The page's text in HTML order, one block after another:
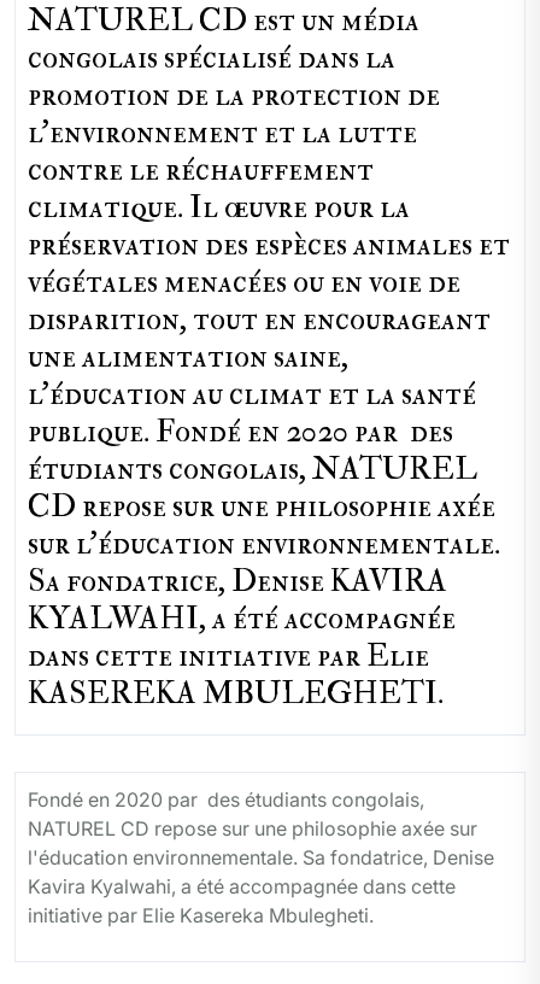
NATUREL CD est un média
congolais spécialisé dans la
promotion de la protection de
l’environnement et la lutte
contre le réchauffement
climatique. Il œuvre pour la
préservation des espèces animales et
végétales menacées ou en voie de
disparition, tout en encourageant
une alimentation saine,
l'éducation au climat et la santé
publique. Fondé en 2020 par des
étudiants congolais, NATUREL
CD repose sur une philosophie axée
sur l'éducation environnementale.
Sa fondatrice, Denise KAVIRA
KYALWAHI, a été accompagnée
dans cette initiative par Elie
KASEREKA MBULEGHETI.
Fondé en 2020 par des étudiants congolais,
NATUREL CD repose sur une philosophie axée sur
l'éducation environnementale. Sa fondatrice, Denise
Kavira Kyalwahi, a été accompagnée dans cette
initiative par Elie Kasereka Mbulegheti.